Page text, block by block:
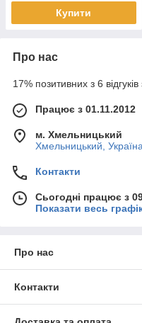
Купити
Про нас
17% позитивних з 6 відгуків
Працює з 01.11.2012
м. Хмельницький
Хмельницький,
Контакти
Сьогодні працює з
Показати весь
Про нас
Контакти